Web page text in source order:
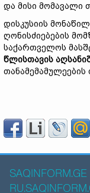
და მისი მომავალი
დისკუსიის
ღონისძიებების
საქართველოს
წლისთავის
თანამემამულეების
SAQINFORM.GE